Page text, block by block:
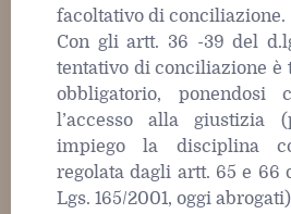
facoltativo di conciliazione.
Con gli artt. 36 -39 del
tentativo di conciliazione è
obbligatorio,
l’accesso alla giustizia
impiego la disciplina
regolata dagli artt. 65 e 66
Lgs. 165/2001, oggi